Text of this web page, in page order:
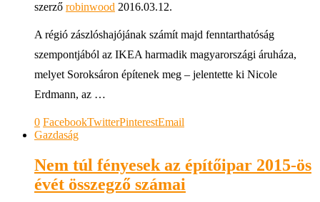
szerző robinwood 2016.03.12.
A régió zászlóshajójának számít majd fenntarthatóság
szempontjából az IKEA harmadik magyarországi áruháza,
melyet Soroksáron építenek meg – jelentette ki Nicole
Erdmann, az …
0 FacebookTwitterPinterestEmail
Gazdaság
Nem túl fényesek az építőipar 2015-ös
évét összegző számai